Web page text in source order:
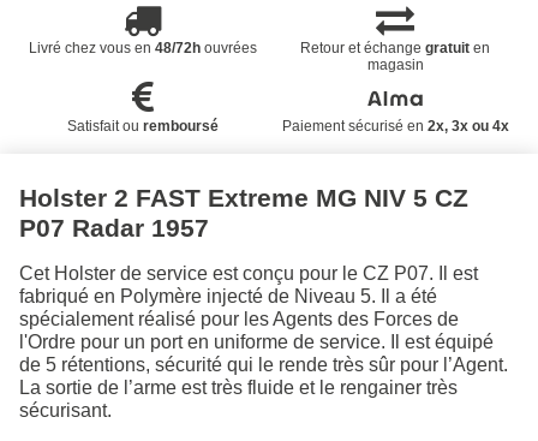
Livré chez vous en 48/72houvrées Retour et échangegratuit en
magasin
Satisfait ou remboursé Paiement sécurisé en 2x, 3x ou 4x
Holster 2 FAST Extreme MG NIV 5 CZ
P07 Radar 1957
Cet Holster de service est conçu pour le CZ P07. Il est
fabriqué en Polymère injecté de Niveau 5. Il a été
spécialement réalisé pour les Agents des Forces de
l'Ordre pour un port en uniforme de service. Il est équipé
de 5 rétentions, sécurité qui le rende très sûr pour l’Agent.
La sortie de l’arme est très fluide et le rengainer très
sécurisant.